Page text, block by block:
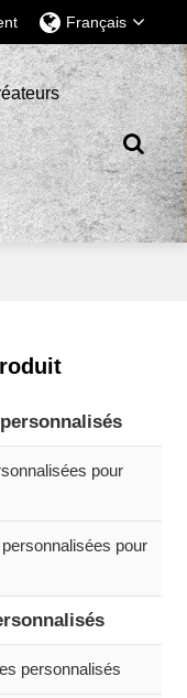
Français
pour
pour
personnalisés